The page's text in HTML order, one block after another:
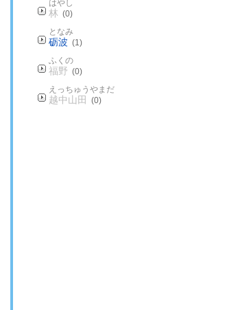
はやし
林 (0)
となみ
砺波 (1)
ふくの
福野 (0)
えっちゅうやまだ
越中山田 (0)